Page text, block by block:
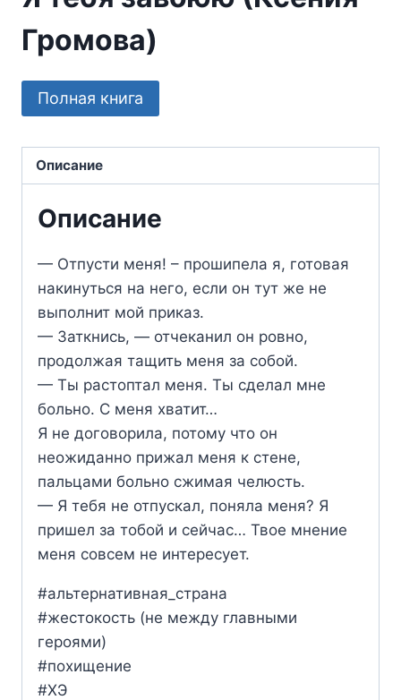
Громова)
Полная книга
Описание
Описание
— Отпусти меня! – прошипела я, готовая
накинуться на него, если он тут же не
выполнит мой приказ.
— Заткнись, — отчеканил он ровно,
продолжая тащить меня за собой.
— Ты растоптал меня. Ты сделал мне
больно. С меня хватит…
Я не договорила, потому что он
неожиданно прижал меня к стене,
пальцами больно сжимая челюсть.
— Я тебя не отпускал, поняла меня? Я
пришел за тобой и сейчас… Твое мнение
меня совсем не интересует.
#альтернативная_страна
#жестокость (не между главными
героями)
#похищение
#ХЭ